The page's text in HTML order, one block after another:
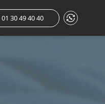
01 30 49 40 40